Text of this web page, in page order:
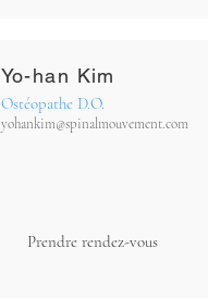
Yo-han Kim
Ostéopathe D.O.
yohankim@spinalmouvement.com
Prendre rendez-vous